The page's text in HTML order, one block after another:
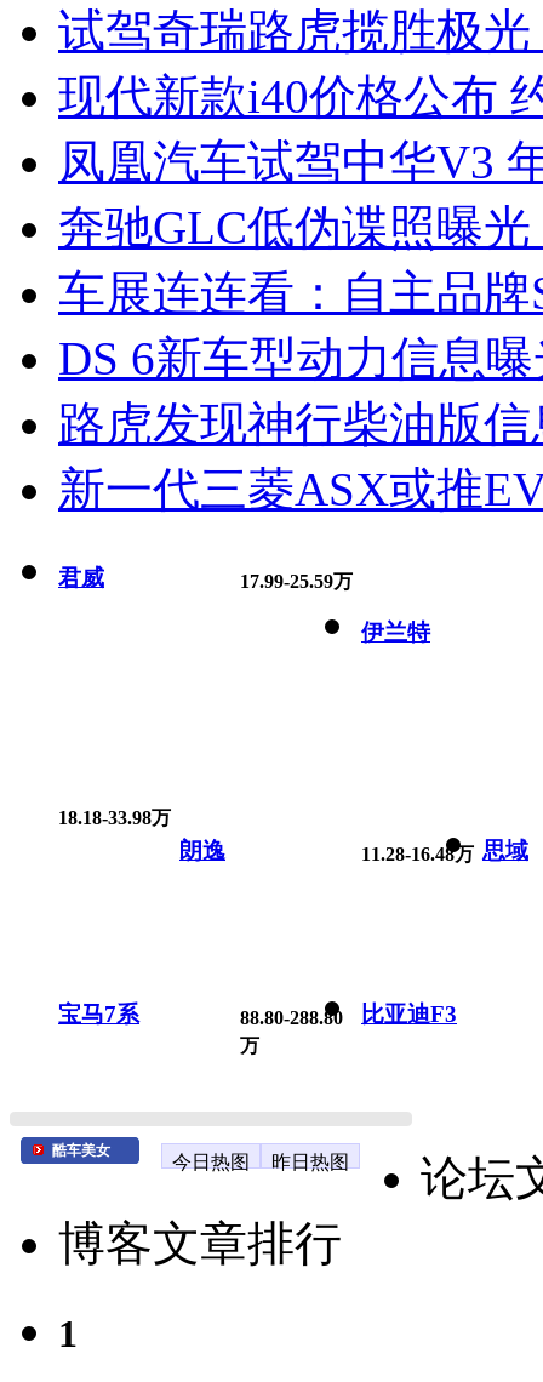
试驾奇瑞路虎揽胜极
现代新款i40价格公布
凤凰汽车试驾中华V3
奔驰GLC低伪谍照曝
车展连连看：自主品牌
DS 6新车型动力信息
路虎发现神行柴油版
新一代三菱ASX或推
君威 17.99-25.59万
伊兰特
18.18-33.98万
朗逸 11.28-16.48万 思域
宝马7系
88.80-288.80
万
比亚迪F3
酷车美女
今日热图 昨日热图
论坛
博客文章排行
1